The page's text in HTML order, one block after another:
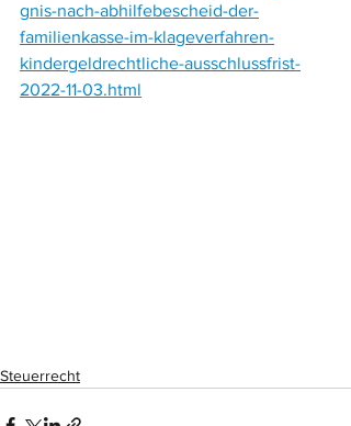
gnis-nach-abhilfebescheid-der-
familienkasse-im-klageverfahren-
kindergeldrechtliche-ausschlussfrist-
2022-11-03.html
Steuerrecht